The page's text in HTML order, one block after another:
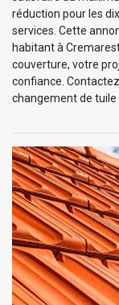
réduction pour les
services. Cette
habitant à
couverture, votre
confiance.
changement de tuile